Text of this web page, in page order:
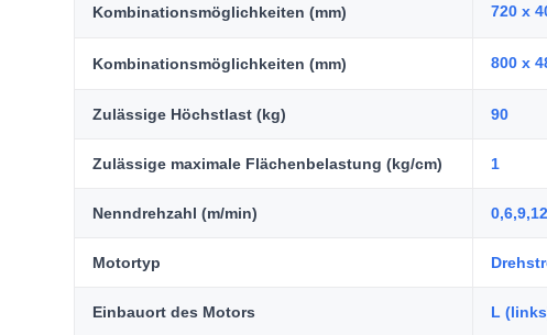
Kombinationsmöglichkeiten (mm) 720 x
Kombinationsmöglichkeiten (mm) 800 x
Zulässige Höchstlast (kg) 90
Zulässige maximale Flächenbelastung (kg/cm) 1
Nenndrehzahl (m/min)
Motortyp
Einbauort des Motors L